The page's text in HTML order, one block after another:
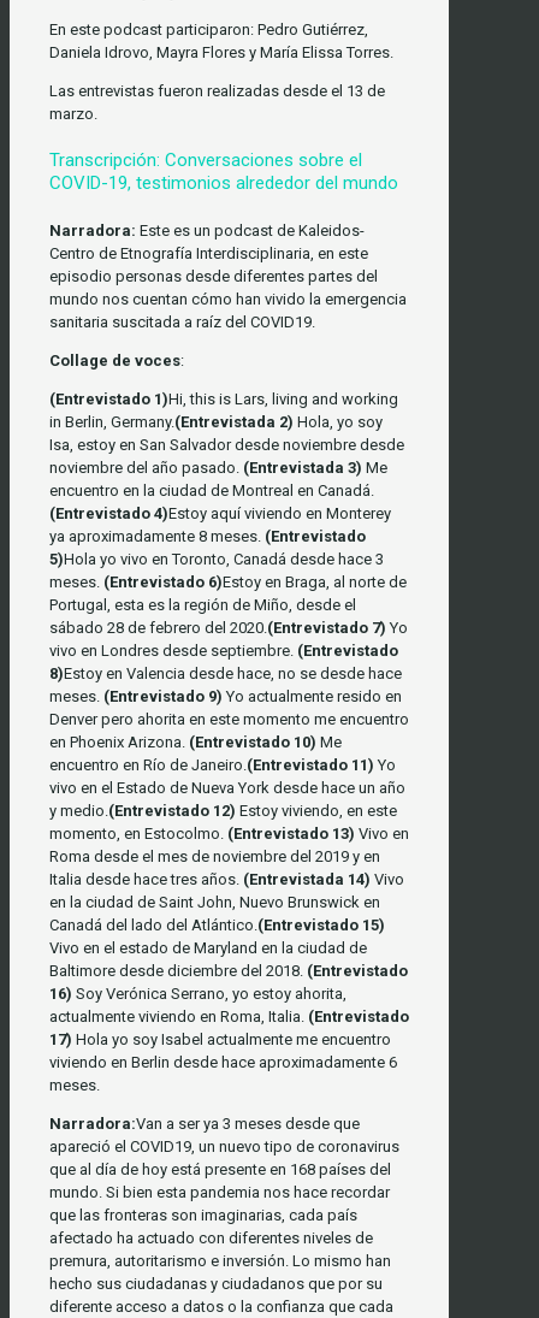
En este podcast participaron: Pedro Gutiérrez,
Daniela Idrovo, Mayra Flores y María Elissa Torres.
Las entrevistas fueron realizadas desde el 13 de
marzo.
Transcripción: Conversaciones sobre el
COVID-19, testimonios alrededor del mundo
Narradora: Este es un podcast de Kaleidos-
Centro de Etnografía Interdisciplinaria, en este
episodio personas desde diferentes partes del
mundo nos cuentan cómo han vivido la emergencia
sanitaria suscitada a raíz del COVID19.
Collage de voces:
(Entrevistado 1)Hi, this is Lars, living and working
in Berlin, Germany.(Entrevistada 2) Hola, yo soy
Isa, estoy en San Salvador desde noviembre desde
noviembre del año pasado. (Entrevistada 3) Me
encuentro en la ciudad de Montreal en Canadá.
(Entrevistado 4)Estoy aquí viviendo en Monterey
ya aproximadamente 8 meses. (Entrevistado
5)Hola yo vivo en Toronto, Canadá desde hace 3
meses. (Entrevistado 6)Estoy en Braga, al norte de
Portugal, esta es la región de Miño, desde el
sábado 28 de febrero del 2020.(Entrevistado 7) Yo
vivo en Londres desde septiembre. (Entrevistado
8)Estoy en Valencia desde hace, no se desde hace
meses. (Entrevistado 9) Yo actualmente resido en
Denver pero ahorita en este momento me encuentro
en Phoenix Arizona. (Entrevistado 10) Me
encuentro en Río de Janeiro.(Entrevistado 11) Yo
vivo en el Estado de Nueva York desde hace un año
y medio.(Entrevistado 12) Estoy viviendo, en este
momento, en Estocolmo. (Entrevistado 13) Vivo en
Roma desde el mes de noviembre del 2019 y en
Italia desde hace tres años. (Entrevistada 14) Vivo
en la ciudad de Saint John, Nuevo Brunswick en
Canadá del lado del Atlántico.(Entrevistado 15)
Vivo en el estado de Maryland en la ciudad de
Baltimore desde diciembre del 2018. (Entrevistado
16) Soy Verónica Serrano, yo estoy ahorita,
actualmente viviendo en Roma, Italia. (Entrevistado
17) Hola yo soy Isabel actualmente me encuentro
viviendo en Berlin desde hace aproximadamente 6
meses.
Narradora:Van a ser ya 3 meses desde que
apareció el COVID19, un nuevo tipo de coronavirus
que al día de hoy está presente en 168 países del
mundo. Si bien esta pandemia nos hace recordar
que las fronteras son imaginarias, cada país
afectado ha actuado con diferentes niveles de
premura, autoritarismo e inversión. Lo mismo han
hecho sus ciudadanas y ciudadanos que por su
diferente acceso a datos o la confianza que cada